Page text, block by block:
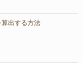
算出する方法